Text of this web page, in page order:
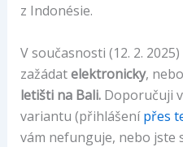
z Indonésie.
V současnosti (12. 2.
zažádatelektronicky,
letišti na Bali.Doporučuji
variantu (přihlášenípřes
vám nefunguje, nebo jste